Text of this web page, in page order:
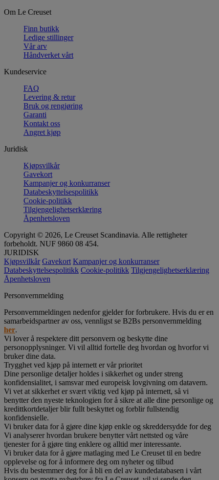
Om Le Creuset
Finn butikk
Ledige stillinger
Vår arv
Håndverket vårt
Kundeservice
FAQ
Levering & retur
Bruk og rengjøring
Garanti
Kontakt oss
Angret kjøp
Juridisk
Kjøpsvilkår
Gavekort
Kampanjer og konkurranser
Databeskyttelsespolitikk
Cookie-politikk
Tilgjengelighetserklæring
Åpenhetsloven
Copyright © 2026, Le Creuset Scandinavia. Alle rettigheter
forbeholdt. NUF 9860 08 454.
JURIDISK
Kjøpsvilkår Gavekort Kampanjer og konkurranser
Databeskyttelsespolitikk Cookie-politikk Tilgjengelighetserklæring
Åpenhetsloven
Personvernmelding
Personvernmeldingen nedenfor gjelder for forbrukere. Hvis du er en
samarbeidspartner av oss, vennligst se B2Bs personvernmelding
her.
Vi lover å respektere ditt personvern og beskytte dine
personopplysninger. Vi vil alltid fortelle deg hvordan og hvorfor vi
bruker dine data.
Trygghet ved kjøp på internett er vår prioritet
Dine personlige detaljer holdes i sikkerhet og under streng
konfidensialitet, i samsvar med europeisk lovgivning om datavern.
Vi vet at sikkerhet er svært viktig ved kjøp på internett, så vi
benytter den nyeste teknologien for å sikre at alle dine personlige og
kredittkortdetaljer blir fullt beskyttet og forblir fullstendig
konfidensielle.
Vi bruker data for å gjøre dine kjøp enkle og skreddersydde for deg
Vi analyserer hvordan brukere benytter vårt nettsted og våre
tjenester for å gjøre ting enklere og alltid mer interessante.
Vi bruker data for å gjøre matlaging med Le Creuset til en bedre
opplevelse og for å informere deg om nyheter og tilbud
Hvis du bestemmer deg for å bli en del av kundedatabasen i vårt